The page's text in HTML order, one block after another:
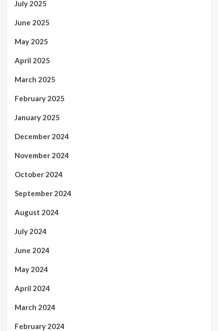
July 2025
June 2025
May 2025
April 2025
March 2025
February 2025
January 2025
December 2024
November 2024
October 2024
September 2024
August 2024
July 2024
June 2024
May 2024
April 2024
March 2024
February 2024